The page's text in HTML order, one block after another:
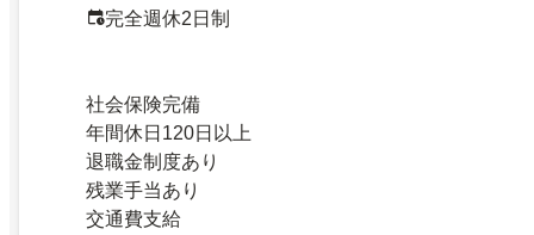
完全週休2日制
社会保険完備
年間休日120日以上
退職金制度あり
残業手当あり
交通費支給